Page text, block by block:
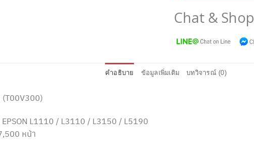
Chat & Shop
คำอธิบาย ข้อมูลเพิ่มเติม บทวิจารณ์ (0)
(T00V300)
EPSON L1110 / L3110 / L3150 / L5190
หน้า